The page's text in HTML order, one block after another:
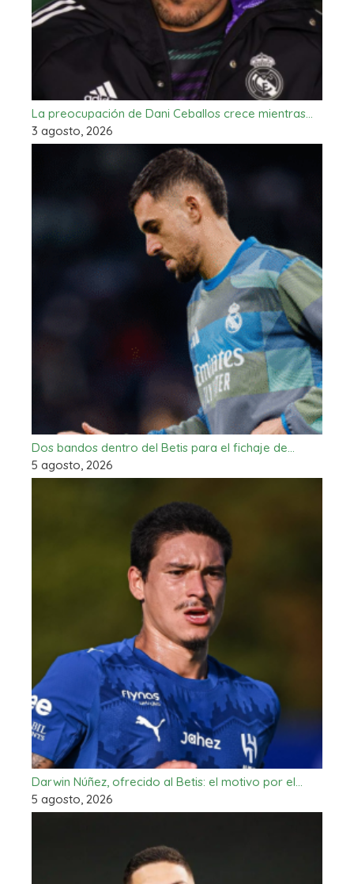
La preocupación de Dani Ceballos crece mientras…
3 agosto, 2026
Dos bandos dentro del Betis para el fichaje de…
5 agosto, 2026
Darwin Núñez, ofrecido al Betis: el motivo por el…
5 agosto, 2026